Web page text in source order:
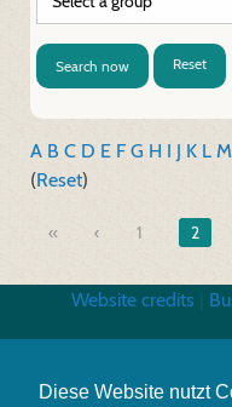
Diese Website nutzt
Search now Reset
A B C D E FG H I J K L M
(Reset)
« 1 2
Website credits